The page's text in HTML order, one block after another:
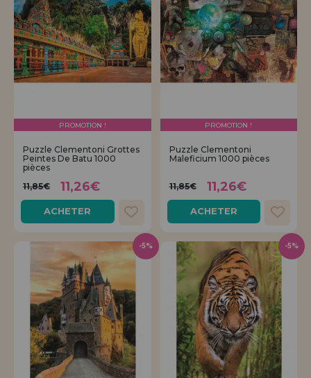
PROMOTION !
Puzzle Clementoni Grottes
Peintes De Batu 1000
pièces
11,85€
11,26€
ACHETER
PROMOTION !
Puzzle Clementoni
Maleficium 1000 pièces
11,85€ 11,26€
ACHETER
-5% -5%